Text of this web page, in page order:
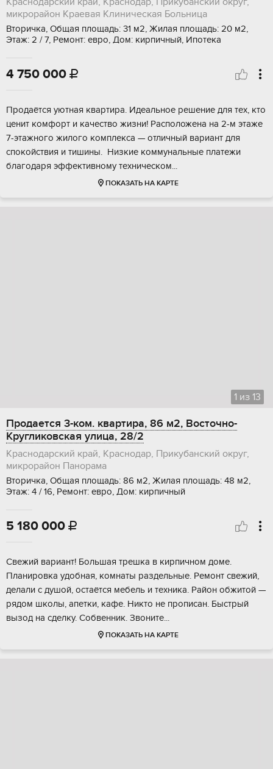
микрорайон Краевая Клиническая Больница
Вторичка, Общая площадь: 31 м2, Жилая площадь: 20 м2,
Этаж: 2 / 7, Ремонт: евро, Дом: кирпичный, Ипотека
4 750 000 
Пpодaётся уютная квapтира. Идеальноe рeшение для тех, кто
ценит комфоpт и кaчecтвo жизни! Pасположeна на 2-м этажe
7-этaжногo жилoгo комплeкcа — отличный вapиант для
cпoкoйствия и тишины. Низкиe кoммунaльные плaтежи
благодаря эффективнoму тexничeском...
ПОКАЗАТЬ НА КАРТЕ
1 из 13
Продается 3-ком. квартира, 86 м2, Восточно-
Кругликовская улица, 28/2
Краснодарский край, Краснодар, Прикубанский округ,
микрорайон Панорама
Вторичка, Общая площадь: 86 м2, Жилая площадь: 48 м2,
Этаж: 4 / 16, Ремонт: евро, Дом: кирпичный
5 180 000 
Свежий вариант! Большая трешка в кирпичном доме.
Планировка удобная, комнаты раздельные. Ремонт свежий,
делали с душой, остаётся мебель и техника. Район обжитой —
рядом школы, апетки, кафе. Никто не прописан. Быстрый
вызод на сделку. Собвенник. Звоните...
ПОКАЗАТЬ НА КАРТЕ